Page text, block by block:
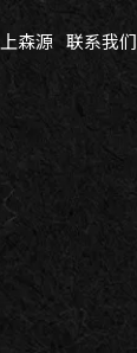
森源 联系我们